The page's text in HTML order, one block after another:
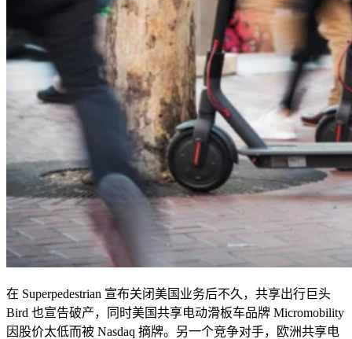
在 Superpedestrian 宣布关闭美国业务后不久，共享出行巨头
Bird 也宣告破产，同时美国共享电动滑板车品牌 Micromobility
因股价太低而被 Nasdaq 摘牌。另一个竞争对手，欧洲共享电